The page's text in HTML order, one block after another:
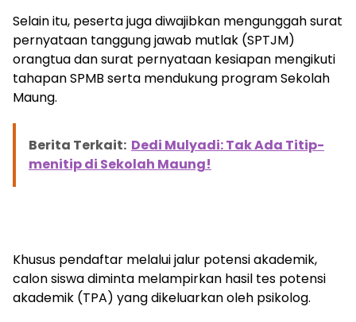
Selain itu, peserta juga diwajibkan mengunggah surat
pernyataan tanggung jawab mutlak (SPTJM)
orangtua dan surat pernyataan kesiapan mengikuti
tahapan SPMB serta mendukung program Sekolah
Maung.
Berita Terkait: Dedi Mulyadi: Tak Ada Titip-
menitip di Sekolah Maung!
Khusus pendaftar melalui jalur potensi akademik,
calon siswa diminta melampirkan hasil tes potensi
akademik (TPA) yang dikeluarkan oleh psikolog.